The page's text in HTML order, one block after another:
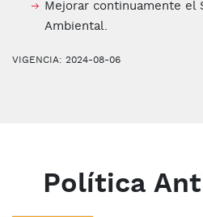
Mejorar continuamente el
Ambiental.
VIGENCIA: 2024-08-06
Política